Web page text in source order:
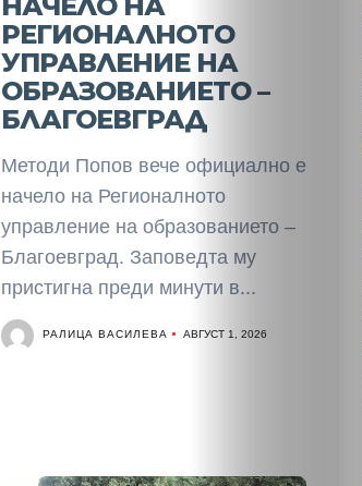
РЕГИОНАЛНОТО
УПРАВЛЕНИЕ НА
ОБРАЗОВАНИЕТО –
БЛАГОЕВГРАД
Методи Попов вече официално е
начело на Регионалното
управление на образованието –
Благоевград. Заповедта му
пристигна преди минути в...
РАЛИЦА ВАСИЛЕВА АВГУСТ 1, 2026